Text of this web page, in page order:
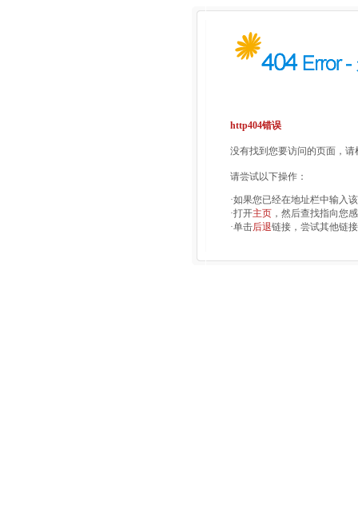
http404错误
没有找到您要访问的页面，
请尝试以下操作：
·如果您已经在地址栏中输入
·打开主页 ，然后查找指向您
·单击后退链接，尝试其他链